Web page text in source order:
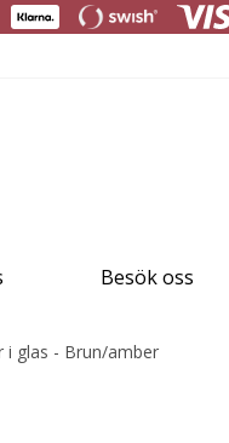
Besök oss
i glas - Brun/amber